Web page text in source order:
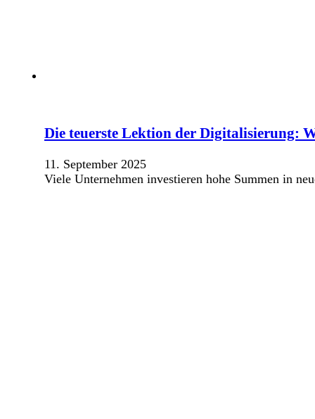
Die teuerste Lektion der Digitalisierung:
11. September 2025
Viele Unternehmen investieren hohe Summen in